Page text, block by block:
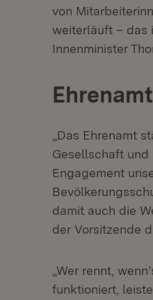
von
weiterläuft – das
Innenminister
„Das Ehrenamt
Gesellschaft und
Engagement
damit auch die
der Vorsitzende
„Wer rennt,
funktioniert,